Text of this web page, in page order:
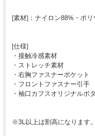
[素材]：ナイロン88%・ポ
[仕様]
・接触冷感素材
・ストレッチ素材
・右胸ファスナーポケット
・フロントファスナー引手
・袖口カフスオリジナルボ
※3L以上は割高になります。